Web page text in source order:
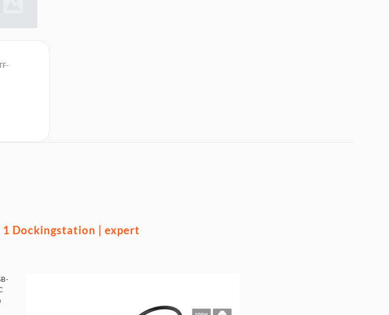
1 Dockingstation | expert